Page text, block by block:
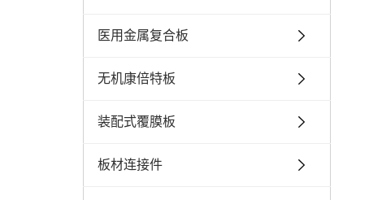
医用金属复合板
无机康倍特板
装配式覆膜板
板材连接件